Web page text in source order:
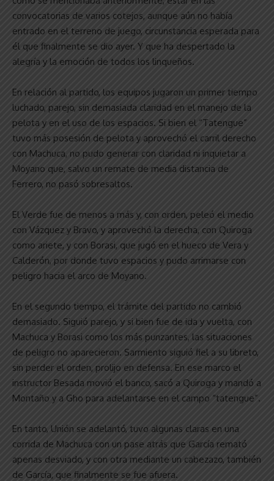
convocatorias de varios cotejos, aunque aún no había
entrado en el terreno de juego, circunstancia esperada para
él que finalmente se dio ayer. Y que ha despertado la
alegría y la emoción de todos los linqueños.
En relación al partido, los equipos jugaron un primer tiempo
luchado, parejo, sin demasiada claridad en el manejo de la
pelota y en el uso de los espacios. Si bien el “Tatengue”
tuvo más posesión de pelota y aprovechó el carril derecho
con Machuca, no pudo generar con claridad ni inquietar a
Moyano que, salvo un remate de media distancia de
Ferrero, no pasó sobresaltos.
El Verde fue de menos a más y, con orden, peleó el medio
con Vázquez y Bravo, y aprovechó la derecha, con Quiroga
como ariete, y con Borasi, que jugó en el hueco de Vera y
Calderón, por donde tuvo espacios y pudo arrimarse con
peligro hacia el arco de Moyano.
En el segundo tiempo, el trámite del partido no cambió
demasiado. Siguió parejo, y si bien fue de ida y vuelta, con
Machuca y Borasi como los más punzantes, las situaciones
de peligro no aparecieron. Sarmiento siguió fiel a su libreto,
sin perder el orden, prolijo en defensa. En ese marco el
instructor Besada movió el banco, sacó a Quiroga y mandó a
Montaño y a Gho para adelantarse en el campo “tatengue”.
En tanto, Unión se adelantó, tuvo algunas claras en una
corrida de Machuca con un pase atrás que García remató
apenas desviado, y con otra mediante un cabezazo, también
de García, que finalmente se fue afuera.